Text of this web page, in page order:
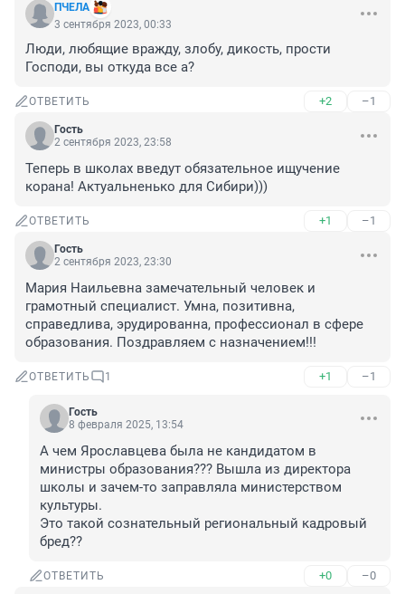
ПЧЕЛА
3 сентября 2023, 00:33
Люди, любящие вражду, злобу, дикость, прости
Господи, вы откуда все а?
ОТВЕТИТЬ +2 –1
Гость
2 сентября 2023, 23:58
Теперь в школах введут обязательное ищучение
корана! Актуальненько для Сибири)))
ОТВЕТИТЬ +1 –1
Гость
2 сентября 2023, 23:30
Мария Наильевна замечательный человек и
грамотный специалист. Умна, позитивна,
справедлива, эрудированна, профессионал в сфере
образования. Поздравляем с назначением!!!
ОТВЕТИТЬ 1 +1 –1
Гость
8 февраля 2025, 13:54
А чем Ярославцева была не кандидатом в
министры образования??? Вышла из директора
школы и зачем-то заправляла министерством
культуры.
Это такой сознательный региональный кадровый
бред??
ОТВЕТИТЬ +0 –0